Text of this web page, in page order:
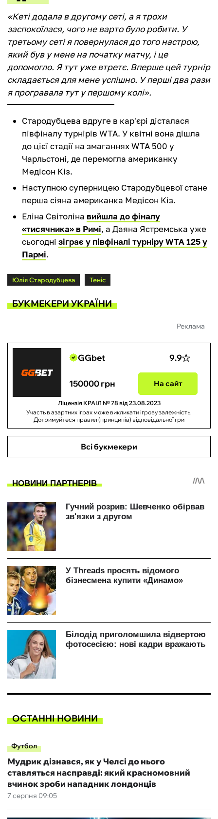
«Кеті додала в другому сеті, а я трохи
заспокоїлася, чого не варто було робити. У
третьому сеті я повернулася до того настрою,
який був у мене на початку матчу, і це
допомогло. Я тут уже втретє. Вперше цей турнір
складається для мене успішно. У перші два рази
я програвала тут у першому колі».
Стародубцева вдруге в кар'єрі дісталася
півфіналу турнірів WTA. У квітні вона дішла
до цієї стадії на змаганнях WTA 500 у
Чарльстоні, де перемогла американку
Медісон Кіз.
Наступною суперницею Стародубцевої стане
перша сіяна американка Медісон Кіз.
Еліна Світоліна вийшла до фіналу
«тисячника» в Римі, а Даяна Ястремська уже
сьогодні зіграє у півфіналі турніру WTA 125 у
Пармі.
Юлія Стародубцева Теніс
БУКМЕКЕРИ УКРАЇНИ
Реклама
GGbet 9.9
150000 грн На сайт
Ліцензія КРАІЛ № 78 від 23.08.2023
Участь в азартних іграх може викликати ігрову залежність.
Дотримуйтеся правил (принципів) відповідальної гри
Всі букмекери
ОСТАННІ НОВИНИ
Футбол
7 серпня 09:05
Мудрик дізнався, як у Челсі до нього
ставляться насправді: який красномовний
вчинок зроби нападник лондонців